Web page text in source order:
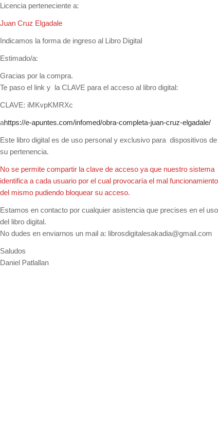
Licencia perteneciente a:
Juan Cruz Elgadale
Indicamos la forma de ingreso al Libro Digital
Estimado/a:
Gracias por la compra.
Te paso el link y la CLAVE para el acceso al libro digital:
CLAVE: iMKvpKMRXc
ahttps://e-apuntes.com/infomed/obra-completa-juan-cruz-elgadale/
Este libro digital es de uso personal y exclusivo para dispositivos de
su pertenencia.
No se permite compartir la clave de acceso ya que nuestro sistema
identifica a cada usuario por el cual provocaría el mal funcionamiento
del mismo pudiendo bloquear su acceso.
Estamos en contacto por cualquier asistencia que precises en el uso
del libro digital.
No dudes en enviarnos un mail a: librosdigitalesakadia@gmail.com
Saludos
Daniel Patlallan